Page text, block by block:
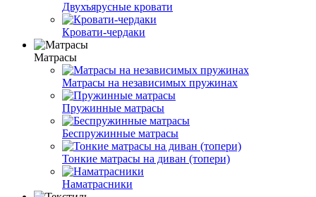
Двухъярусные кровати
Кровати-чердаки
Матрасы
Матрасы на независимых пружинах
Пружинные матрасы
Беспружинные матрасы
Тонкие матрасы на диван (топери)
Наматрасники